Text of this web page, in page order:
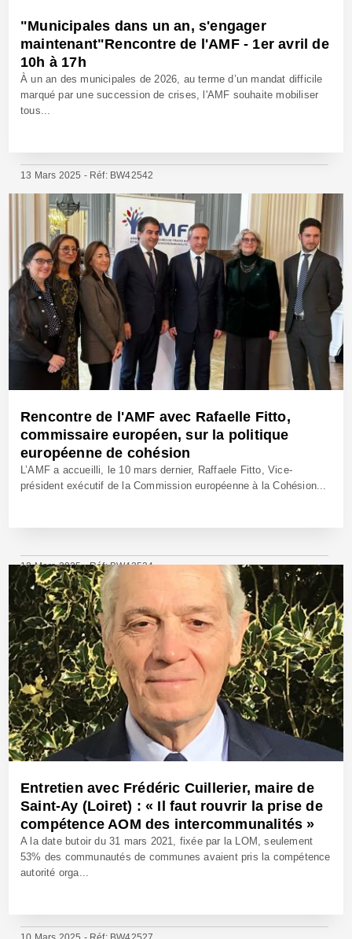
"Municipales dans un an, s'engager
maintenant"Rencontre de l'AMF - 1er avril de
10h à 17h
À un an des municipales de 2026, au terme d’un mandat difficile
marqué par une succession de crises, l'AMF souhaite mobiliser
tous...
13 Mars 2025 - Réf: BW42542
Rencontre de l'AMF avec Rafaelle Fitto,
commissaire européen, sur la politique
européenne de cohésion
L’AMF a accueilli, le 10 mars dernier, Raffaele Fitto, Vice-
président exécutif de la Commission européenne à la Cohésion...
12 Mars 2025 - Réf: BW42534
Entretien avec Frédéric Cuillerier, maire de
Saint-Ay (Loiret) : « Il faut rouvrir la prise de
compétence AOM des intercommunalités »
A la date butoir du 31 mars 2021, fixée par la LOM, seulement
53% des communautés de communes avaient pris la compétence
autorité orga...